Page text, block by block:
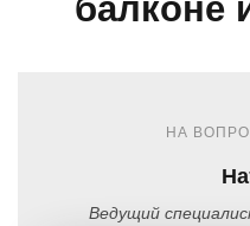
балконе
НА
Ведущий